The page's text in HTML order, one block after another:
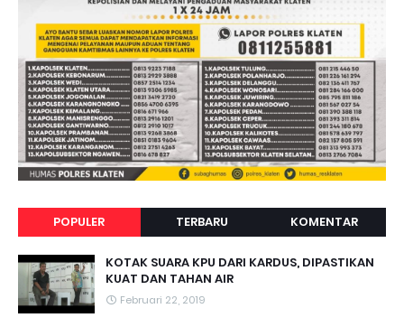
POPULER TERBARU KOMENTAR
KOTAK SUARA KPU DARI KARDUS, DIPASTIKAN
KUAT DAN TAHAN AIR
Februari 22, 2019